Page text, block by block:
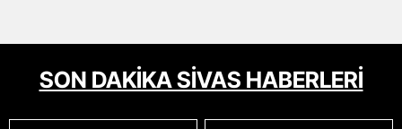
SON DAKİKA SİVAS HABERLERİ